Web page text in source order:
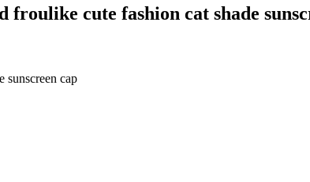
cute fashion cat shade
sunscreen cap